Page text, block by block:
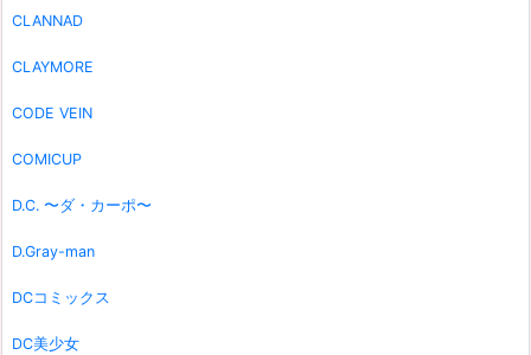
CLANNAD
CLAYMORE
CODE VEIN
COMICUP
D.C. 〜ダ・カーポ〜
D.Gray-man
DCコミックス
DC美少女